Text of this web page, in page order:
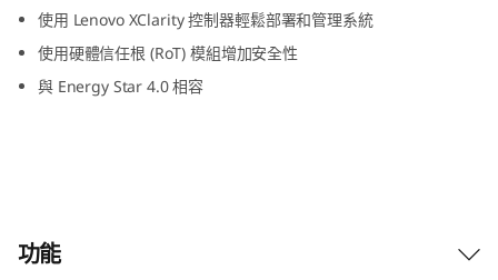
使用 Lenovo XClarity 控制器輕鬆部署和管理系統
使用硬體信任根 (RoT) 模組增加安全性
與 Energy Star 4.0 相容
功能